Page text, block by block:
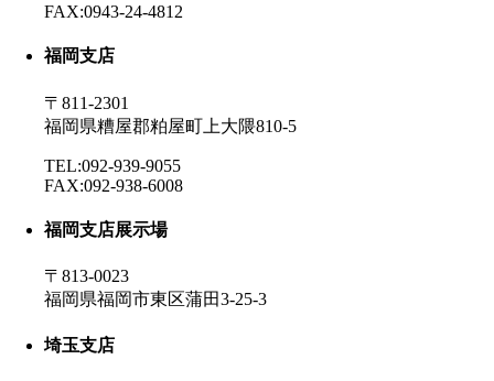
FAX:0943-24-4812
福岡支店
〒811-2301
福岡県糟屋郡粕屋町上大隈810-5
TEL:092-939-9055
FAX:092-938-6008
福岡支店展示場
〒813-0023
福岡県福岡市東区蒲田3-25-3
埼玉支店